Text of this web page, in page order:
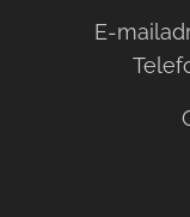
E-